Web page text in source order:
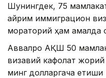
Шунингдек, 75
айрим иммиграцион
мораторий ҳам амалда
Аввалроқ АҚШ 50
визавий кафолат
минг долларгача етиши